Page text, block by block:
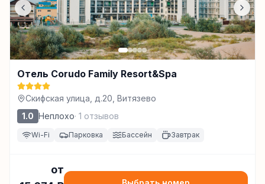
Отель Corudo Family Resort&Spa
Скифская улица, д.20, Витязево
1.0 Неплохо· 1 отзывов
Wi-Fi Парковка Бассейн Завтрак
от